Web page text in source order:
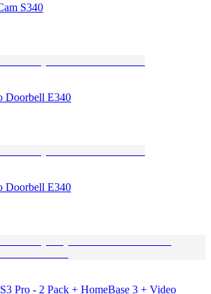
S340
Doorbell E340
Doorbell E340
Pro - 2 Pack + HomeBase 3 + Video